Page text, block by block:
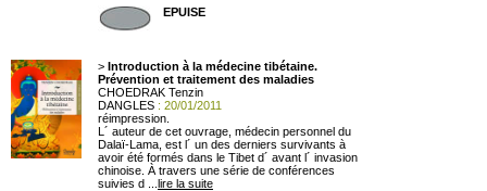
EPUISE
> Introduction à la médecine tibétaine.
Prévention et traitement des maladies
CHOEDRAK Tenzin
DANGLES : 20/01/2011
réimpression.
L´ auteur de cet ouvrage, médecin personnel du
Dalaï-Lama, est l´ un des derniers survivants à
avoir été formés dans le Tibet d´ avant l´ invasion
chinoise. À travers une série de conférences
suivies d ... lire la suite